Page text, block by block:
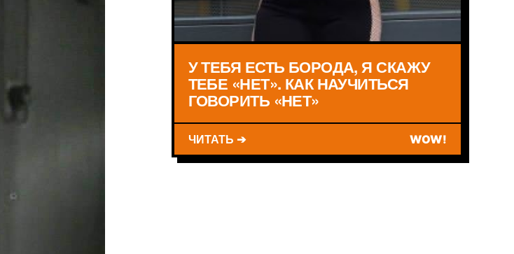
У ТЕБЯ ЕСТЬ БОРОДА, Я СКАЖУ
ТЕБЕ «НЕТ». КАК НАУЧИТЬСЯ
ГОВОРИТЬ «НЕТ»
ЧИТАТЬ ➔ WOW!